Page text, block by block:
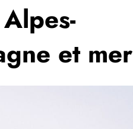
et mer